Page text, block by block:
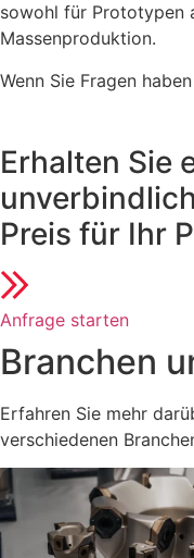
sowohl für Prototypen
Massenproduktion.
Wenn Sie Fragen
Erhalten Sie
Preis für Ihr
Anfrage starten
Branchen
Erfahren Sie mehr
verschiedenen